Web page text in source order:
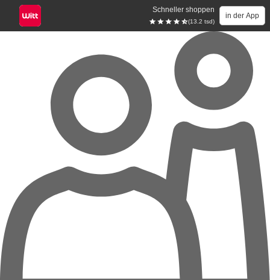
Schneller shoppen
(13.2 tsd)
in der App